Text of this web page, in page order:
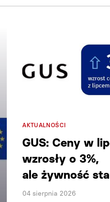
AKTUALNOŚCI
GUS: Ceny w
wzrosły o 3%,
ale żywność
04 sierpnia 2026